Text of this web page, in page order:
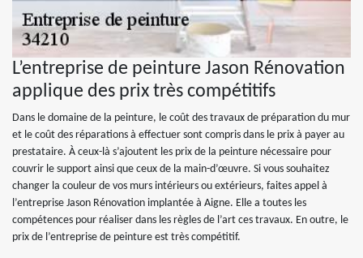
L’entreprise de peinture Jason Rénovation
applique des prix très compétitifs
Dans le domaine de la peinture, le coût des travaux de préparation du mur
et le coût des réparations à effectuer sont compris dans le prix à payer au
prestataire. À ceux-là s’ajoutent les prix de la peinture nécessaire pour
couvrir le support ainsi que ceux de la main-d’œuvre. Si vous souhaitez
changer la couleur de vos murs intérieurs ou extérieurs, faites appel à
l’entreprise Jason Rénovation implantée à Aigne. Elle a toutes les
compétences pour réaliser dans les règles de l’art ces travaux. En outre, le
prix de l’entreprise de peinture est très compétitif.